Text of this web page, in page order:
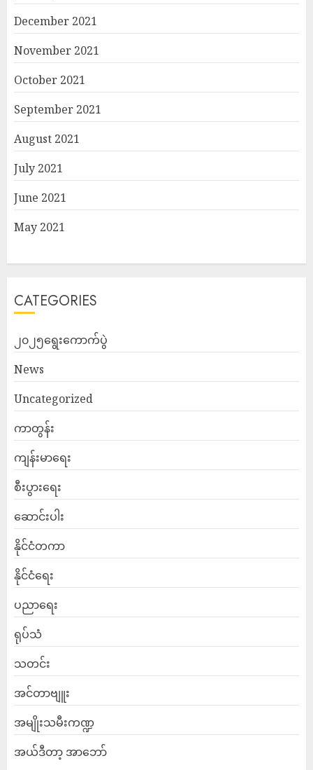
December 2021
November 2021
October 2021
September 2021
August 2021
July 2021
June 2021
May 2021
CATEGORIES
၂၀၂၅ရွေးကောက်ပွဲ
News
Uncategorized
ကာတွန်း
ကျန်းမာရေး
စီးပွားရေး
ဆောင်းပါး
နိုင်ငံတကာ
နိုင်ငံရေး
ပညာရေး
ရုပ်သံ
သတင်း
အင်တာဗျူး
အမျိုးသမီးကဏ္ဍ
အယ်ဒီတာ့ အာဘော်